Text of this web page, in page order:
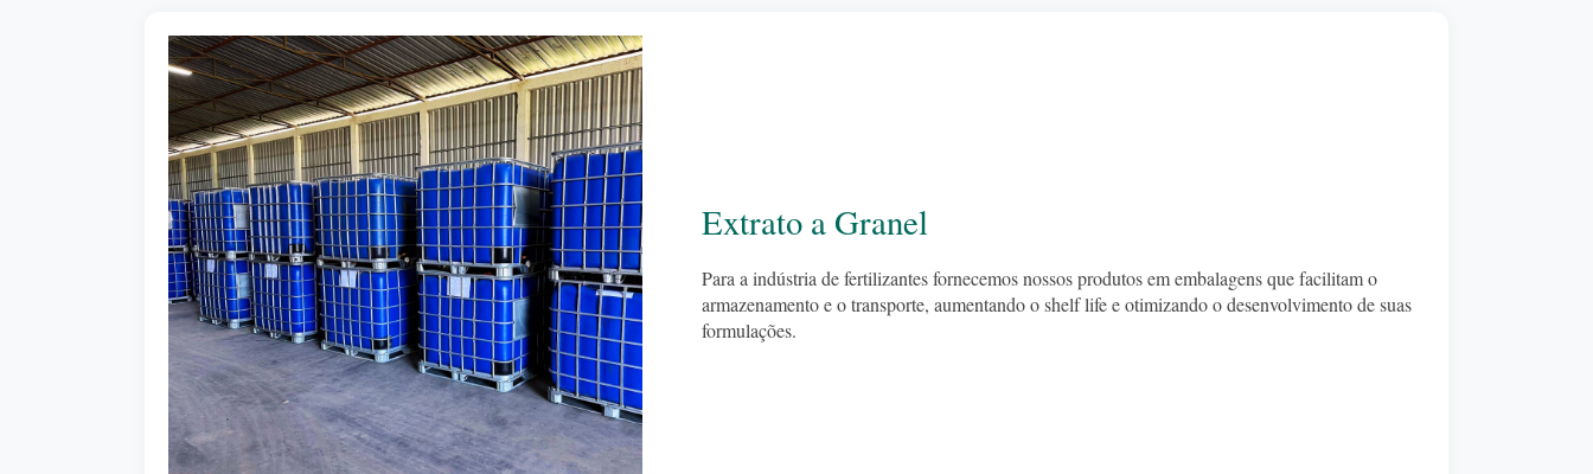
Extrato a Granel
Para a indústria de fertilizantes fornecemos nossos produtos em embalagens que facilitam o
armazenamento e o transporte, aumentando o shelf life e otimizando o desenvolvimento de suas
formulações.